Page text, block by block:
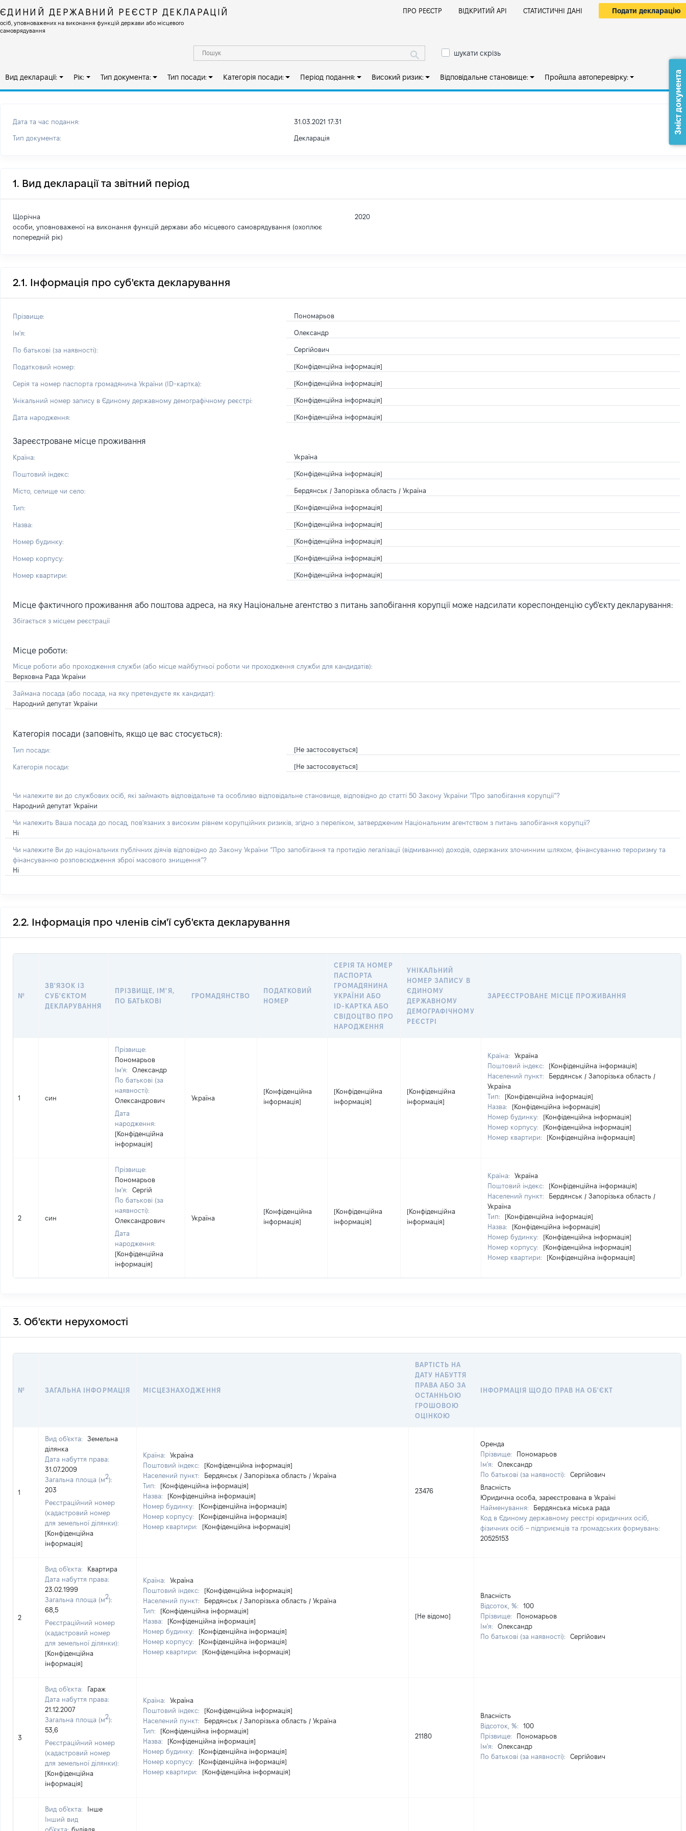
ЄДИНИЙ ДЕРЖАВНИЙ РЕЄСТР ДЕКЛАРАЦІЙ
осіб, уповноважених на виконання функцій держави або місцевого
самоврядування
ПРО РЕЄСТР ВІДКРИТИЙ АРІ СТАТИСТИЧНІ ДАНІ Подати декларацію
шукати скрізь
Вид декларації: Рік: Тип документа: Тип посади: Категорія посади: Період подання: Високий ризик: Відповідальне становище: Пройшла автоперевірку:
Дата та час подання: 31.03.2021 17:31
Тип документа: Декларація
1. Вид декларації та звітний період
Щорічна
особи, уповноваженої на виконання функцій держави або місцевого самоврядування (охоплює
попередній рік)
2020
2.1. Інформація про суб'єкта декларування
Прізвище: Пономарьов
Ім'я: Олександр
По батькові (за наявності): Сергійович
Податковий номер: [Конфіденційна інформація]
Серія та номер паспорта громадянина України (ID-картка): [Конфіденційна інформація]
Унікальний номер запису в Єдиному державному демографічному реєстрі: [Конфіденційна інформація]
Дата народження: [Конфіденційна інформація]
Зареєстроване місце проживання
Країна: Україна
Поштовий індекс: [Конфіденційна інформація]
Місто, селище чи село: Бердянськ / Запорізька область / Україна
Тип: [Конфіденційна інформація]
Назва: [Конфіденційна інформація]
Номер будинку: [Конфіденційна інформація]
Номер корпусу: [Конфіденційна інформація]
Номер квартири: [Конфіденційна інформація]
Місце фактичного проживання або поштова адреса, на яку Національне агентство з питань запобігання корупції може надсилати кореспонденцію суб'єкту декларування:
Збігається з місцем реєстрації
Місце роботи:
Місце роботи або проходження служби (або місце майбутньої роботи чи проходження служби для кандидатів):
Верховна Рада України
Займана посада (або посада, на яку претендуєте як кандидат):
Народний депутат України
Категорія посади (заповніть, якщо це вас стосується):
Тип посади: [Не застосовується]
Категорія посади: [Не застосовується]
Чи належите ви до службових осіб, які займають відповідальне та особливо відповідальне становище, відповідно до статті 50 Закону України “Про запобігання корупції”?
Народний депутат України
Чи належить Ваша посада до посад, пов'язаних з високим рівнем корупційних ризиків, згідно з переліком, затвердженим Національним агентством з питань запобігання корупції?
Ні
Чи належите Ви до національних публічних діячів відповідно до Закону України “Про запобігання та протидію легалізації (відмиванню) доходів, одержаних злочинним шляхом, фінансуванню тероризму та
фінансуванню розповсюдження зброї масового знищення”?
Ні
2.2. Інформація про членів сім'ї суб'єкта декларування
№
ЗВ'ЯЗОК ІЗ
СУБ'ЄКТОМ
ДЕКЛАРУВАННЯ
ПРІЗВИЩЕ, ІМ'Я,
ПО БАТЬКОВІ
ГРОМАДЯНСТВО
ПОДАТКОВИЙ
НОМЕР
СЕРІЯ ТА НОМЕР
ПАСПОРТА
ГРОМАДЯНИНА
УКРАЇНИ АБО
ID-КАРТКА АБО
СВІДОЦТВО ПРО
НАРОДЖЕННЯ
УНІКАЛЬНИЙ
НОМЕР ЗАПИСУ В
ЄДИНОМУ
ДЕРЖАВНОМУ
ДЕМОГРАФІЧНОМУ
РЕЄСТРІ
ЗАРЕЄСТРОВАНЕ МІСЦЕ ПРОЖИВАННЯ
1 син
Прізвище:
Пономарьов
Ім'я:
Олександр
По батькові (за
наявності):
Олександрович
Дата
народження:
[Конфіденційна
інформація]
Україна
[Конфіденційна
інформація]
[Конфіденційна
інформація]
[Конфіденційна
інформація]
Країна:
Україна
Поштовий індекс:
[Конфіденційна інформація]
Населений пункт:
Бердянськ / Запорізька область /
Україна
Тип:
[Конфіденційна інформація]
Назва:
[Конфіденційна інформація]
Номер будинку:
[Конфіденційна інформація]
Номер корпусу:
[Конфіденційна інформація]
Номер квартири:
[Конфіденційна інформація]
2 син
Прізвище:
Пономарьов
Ім'я:
Сергій
По батькові (за
наявності):
Олександрович
Дата
народження:
[Конфіденційна
інформація]
Україна
[Конфіденційна
інформація]
[Конфіденційна
інформація]
[Конфіденційна
інформація]
Країна:
Україна
Поштовий індекс:
[Конфіденційна інформація]
Населений пункт:
Бердянськ / Запорізька область /
Україна
Тип:
[Конфіденційна інформація]
Назва:
[Конфіденційна інформація]
Номер будинку:
[Конфіденційна інформація]
Номер корпусу:
[Конфіденційна інформація]
Номер квартири:
[Конфіденційна інформація]
3. Об'єкти нерухомості
№ ЗАГАЛЬНА ІНФОРМАЦІЯ МІСЦЕЗНАХОДЖЕННЯ
ВАРТІСТЬ НА
ДАТУ НАБУТТЯ
ПРАВА АБО ЗА
ОСТАННЬОЮ
ГРОШОВОЮ
ОЦІНКОЮ
ІНФОРМАЦІЯ ЩОДО ПРАВ НА ОБ'ЄКТ
1
Вид об'єкта:
Земельна
ділянка
Дата набуття права:
31.07.2009
Загальна площа (м2):
203
Реєстраційний номер
(кадастровий номер
для земельної ділянки):
[Конфіденційна
інформація]
Країна:
Україна
Поштовий індекс:
[Конфіденційна інформація]
Населений пункт:
Бердянськ / Запорізька область / Україна
Тип:
[Конфіденційна інформація]
Назва:
[Конфіденційна інформація]
Номер будинку:
[Конфіденційна інформація]
Номер корпусу:
[Конфіденційна інформація]
Номер квартири:
[Конфіденційна інформація]
23476
Оренда
Прізвище:
Пономарьов
Ім'я:
Олександр
По батькові (за наявності):
Сергійович
Власність
Юридична особа, зареєстрована в Україні
Найменування:
Бердянська міська рада
Код в Єдиному державному реєстрі юридичних осіб,
фізичних осіб – підприємців та громадських формувань:
20525153
2
Вид об'єкта:
Квартира
Дата набуття права:
23.02.1999
Загальна площа (м2):
68,5
Реєстраційний номер
(кадастровий номер
для земельної ділянки):
[Конфіденційна
інформація]
Країна:
Україна
Поштовий індекс:
[Конфіденційна інформація]
Населений пункт:
Бердянськ / Запорізька область / Україна
Тип:
[Конфіденційна інформація]
Назва:
[Конфіденційна інформація]
Номер будинку:
[Конфіденційна інформація]
Номер корпусу:
[Конфіденційна інформація]
Номер квартири:
[Конфіденційна інформація]
[Не відомо]
Власність
Відсоток, %:
100
Прізвище:
Пономарьов
Ім'я:
Олександр
По батькові (за наявності):
Сергійович
3
Вид об'єкта:
Гараж
Дата набуття права:
21.12.2007
Загальна площа (м2):
53,6
Реєстраційний номер
(кадастровий номер
для земельної ділянки):
[Конфіденційна
інформація]
Країна:
Україна
Поштовий індекс:
[Конфіденційна інформація]
Населений пункт:
Бердянськ / Запорізька область / Україна
Тип:
[Конфіденційна інформація]
Назва:
[Конфіденційна інформація]
Номер будинку:
[Конфіденційна інформація]
Номер корпусу:
[Конфіденційна інформація]
Номер квартири:
[Конфіденційна інформація]
21180
Власність
Відсоток, %:
100
Прізвище:
Пономарьов
Ім'я:
Олександр
По батькові (за наявності):
Сергійович
Вид об'єкта:
Інше
Інший вид
об'єкта: будівля,
Зміст документа